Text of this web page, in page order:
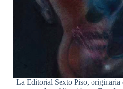
La Editorial Sexto Piso, originaria